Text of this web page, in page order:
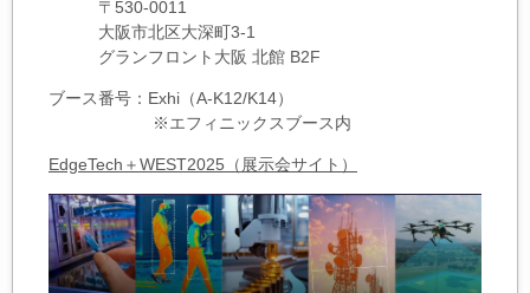
〒530-0011
大阪市北区大深町3-1
グランフロント大阪 北館 B2F
ブース番号：Exhi（A-K12/K14）
※エフィニックスブース内
EdgeTech＋WEST2025（展示会サイト）